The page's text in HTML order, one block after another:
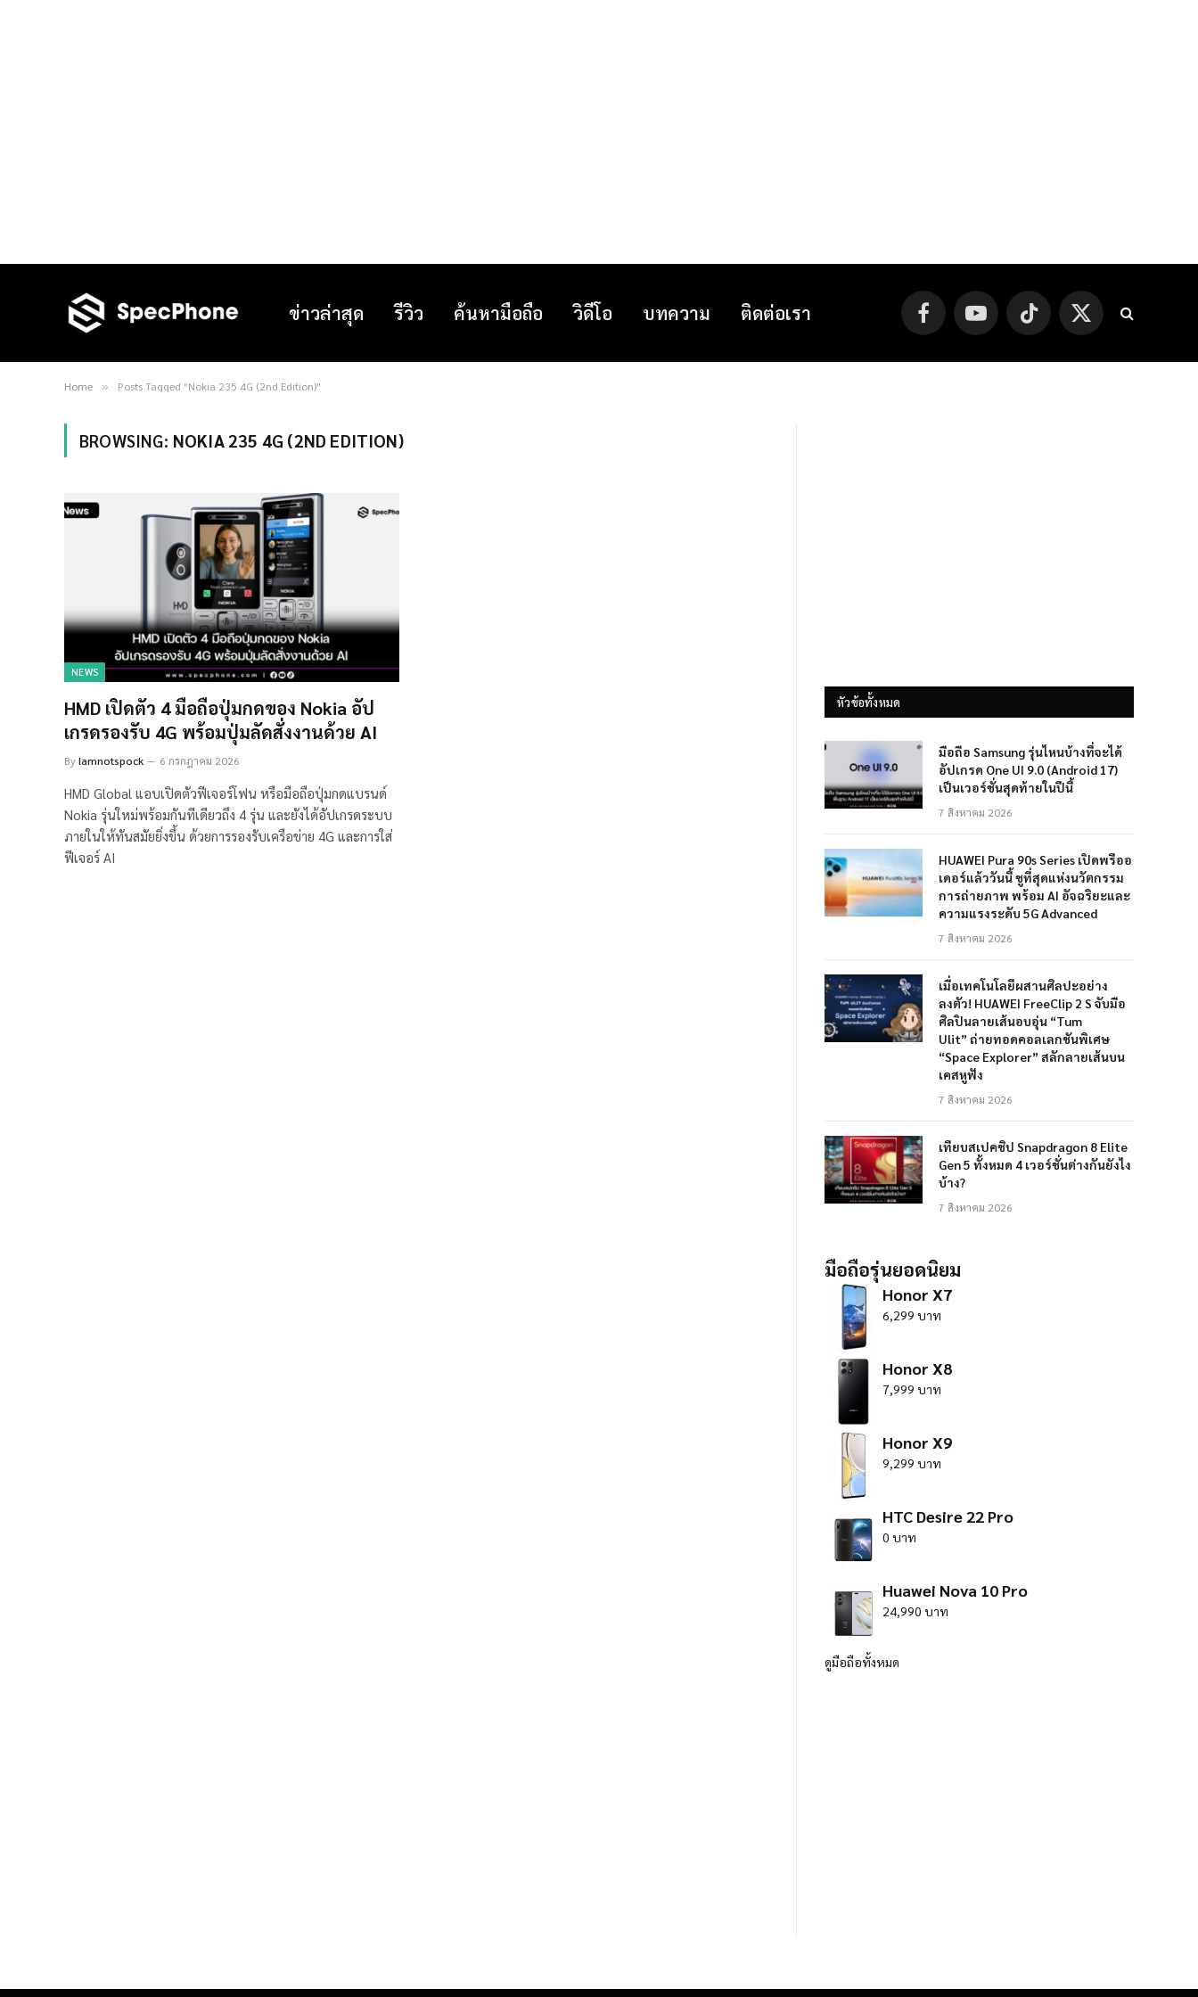
ข่าวล่าสุด รีวิว ค้นหามือถือ วิดีโอ บทความ ติดต่อเรา FacebookYouTube TikTok
X
(Twitter)
Home » Posts Tagged "Nokia 235 4G (2nd Edition)"
BROWSING: NOKIA 235 4G (2ND EDITION)
NEWS
HMD เปิดตัว 4 มือถือปุ่มกดของ Nokia อัป
เกรดรองรับ 4G พร้อมปุ่มลัดสั่งงานด้วย AI
ByIamnotspock 6 กรกฎาคม 2026
HMD Global แอบเปิดตัวฟีเจอร์โฟน หรือมือถือปุ่มกดแบรนด์
Nokia รุ่นใหม่พร้อมกันทีเดียวถึง 4 รุ่น และยังได้อัปเกรดระบบ
ภายในให้ทันสมัยยิ่งขึ้น ด้วยการรองรับเครือข่าย 4G และการใส่
ฟีเจอร์ AI
หัวข้อทั้งหมด
มือถือ Samsung รุ่นไหนบ้างที่จะได้
อัปเกรด One UI 9.0 (Android 17)
เป็นเวอร์ชั่นสุดท้ายในปีนี้
7 สิงหาคม 2026
HUAWEI Pura 90s Series เปิดพรีออ
เดอร์แล้ววันนี้ ชูที่สุดแห่งนวัตกรรม
การถ่ายภาพ พร้อม AI อัจฉริยะและ
ความแรงระดับ 5G Advanced
7 สิงหาคม 2026
เมื่อเทคโนโลยีผสานศิลปะอย่าง
ลงตัว! HUAWEI FreeClip 2 S จับมือ
ศิลปินลายเส้นอบอุ่น “Tum
Ulit” ถ่ายทอดคอลเลกชันพิเศษ
“Space Explorer” สลักลายเส้นบน
เคสหูฟัง
7 สิงหาคม 2026
เทียบสเปคชิป Snapdragon 8 Elite
Gen 5 ทั้งหมด 4 เวอร์ชั่นต่างกันยังไง
บ้าง?
7 สิงหาคม 2026
มือถือรุ่นยอดนิยม
Honor X7
6,299 บาท
Honor X8
7,999 บาท
Honor X9
9,299 บาท
HTC Desire 22 Pro
0 บาท
Huawei Nova 10 Pro
24,990 บาท
ดูมือถือทั้งหมด